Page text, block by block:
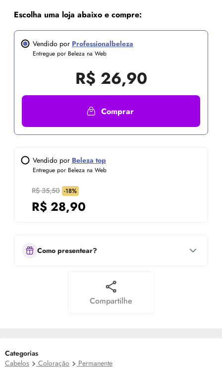
Escolha uma loja abaixo e compre:
Vendido por Professionalbeleza
Entregue por Beleza na Web
R$ 26,90
Comprar
Vendido por Beleza top
Entregue por Beleza na Web
R$ 35,50 -18%
R$ 28,90
Como presentear?
Compartilhe
Categorias
Cabelos
Coloração
Permanente